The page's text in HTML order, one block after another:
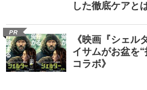
した徹底ケアと
PR
《映画『シェル
イサムがお盆を“
コラボ》